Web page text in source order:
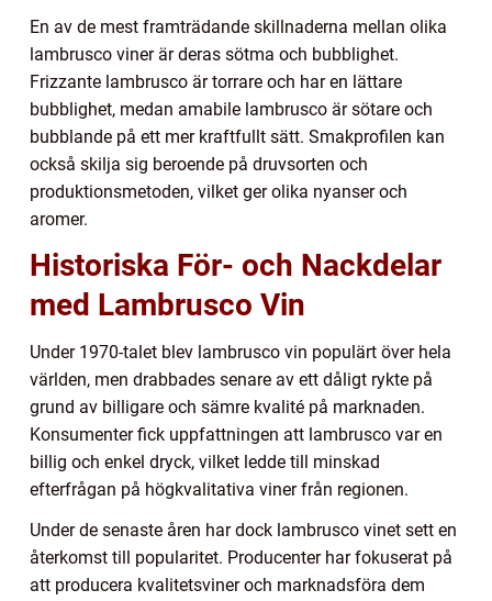
En av de mest framträdande skillnaderna mellan olika
lambrusco viner är deras sötma och bubblighet.
Frizzante lambrusco är torrare och har en lättare
bubblighet, medan amabile lambrusco är sötare och
bubblande på ett mer kraftfullt sätt. Smakprofilen kan
också skilja sig beroende på druvsorten och
produktionsmetoden, vilket ger olika nyanser och
aromer.
Historiska För- och Nackdelar
med Lambrusco Vin
Under 1970-talet blev lambrusco vin populärt över hela
världen, men drabbades senare av ett dåligt rykte på
grund av billigare och sämre kvalité på marknaden.
Konsumenter fick uppfattningen att lambrusco var en
billig och enkel dryck, vilket ledde till minskad
efterfrågan på högkvalitativa viner från regionen.
Under de senaste åren har dock lambrusco vinet sett en
återkomst till popularitet. Producenter har fokuserat på
att producera kvalitetsviner och marknadsföra dem